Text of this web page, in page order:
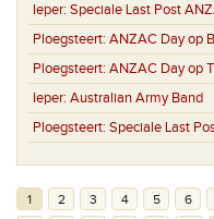
Ieper: Speciale Last Post
Ploegsteert: ANZAC Day op
Ploegsteert: ANZAC Day op
Ieper: Australian Army Band
Ploegsteert: Speciale Last
1 2 3 4 5 6